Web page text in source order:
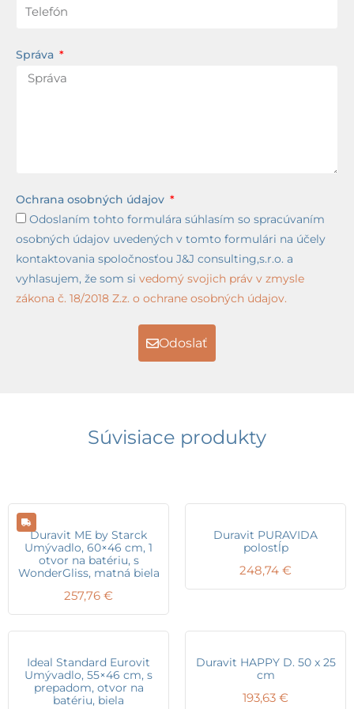
Správa
Ochrana osobných údajov
Odoslaním tohto formulára súhlasím so spracúvaním
osobných údajov uvedených v tomto formulári na účely
kontaktovania spoločnosťou J&J consulting,s.r.o. a
vyhlasujem, že som si vedomý svojich práv v zmysle
zákona č. 18/2018 Z.z. o ochrane osobných údajov.
Odoslať
Súvisiace produkty
Duravit ME by Starck
Umývadlo, 60×46 cm, 1
otvor na batériu, s
WonderGliss, matná biela
257,76 €
Duravit PURAVIDA
polostĺp
248,74 €
Ideal Standard Eurovit
Umývadlo, 55×46 cm, s
prepadom, otvor na
batériu, biela
Duravit HAPPY D. 50 x 25
cm
193,63 €